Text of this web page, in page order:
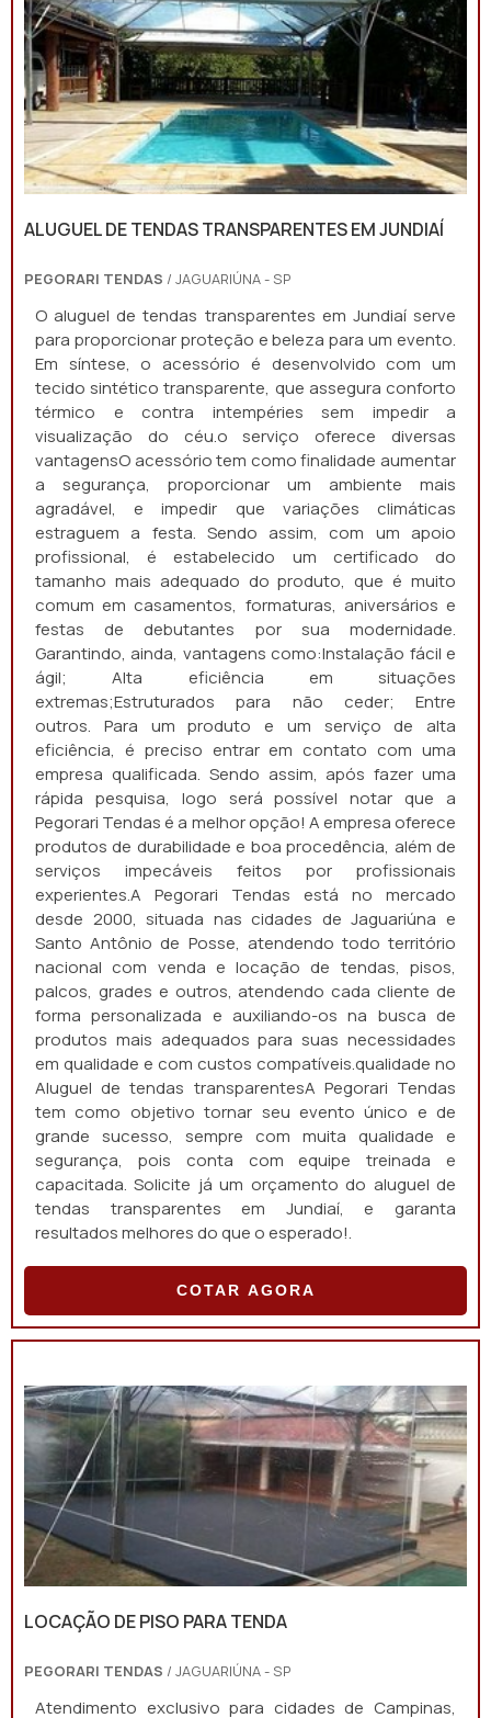
ALUGUEL DE TENDAS TRANSPARENTES EM JUNDIAÍ
PEGORARI TENDAS / JAGUARIÚNA - SP
O aluguel de tendas transparentes em Jundiaí serve
para proporcionar proteção e beleza para um evento.
Em síntese, o acessório é desenvolvido com um
tecido sintético transparente, que assegura conforto
térmico e contra intempéries sem impedir a
visualização do céu.o serviço oferece diversas
vantagensO acessório tem como finalidade aumentar
a segurança, proporcionar um ambiente mais
agradável, e impedir que variações climáticas
estraguem a festa. Sendo assim, com um apoio
profissional, é estabelecido um certificado do
tamanho mais adequado do produto, que é muito
comum em casamentos, formaturas, aniversários e
festas de debutantes por sua modernidade.
Garantindo, ainda, vantagens como:Instalação fácil e
ágil; Alta eficiência em situações
extremas;Estruturados para não ceder; Entre
outros. Para um produto e um serviço de alta
eficiência, é preciso entrar em contato com uma
empresa qualificada. Sendo assim, após fazer uma
rápida pesquisa, logo será possível notar que a
Pegorari Tendas é a melhor opção! A empresa oferece
produtos de durabilidade e boa procedência, além de
serviços impecáveis feitos por profissionais
experientes.A Pegorari Tendas está no mercado
desde 2000, situada nas cidades de Jaguariúna e
Santo Antônio de Posse, atendendo todo território
nacional com venda e locação de tendas, pisos,
palcos, grades e outros, atendendo cada cliente de
forma personalizada e auxiliando-os na busca de
produtos mais adequados para suas necessidades
em qualidade e com custos compatíveis.qualidade no
Aluguel de tendas transparentesA Pegorari Tendas
tem como objetivo tornar seu evento único e de
grande sucesso, sempre com muita qualidade e
segurança, pois conta com equipe treinada e
capacitada. Solicite já um orçamento do aluguel de
tendas transparentes em Jundiaí, e garanta
resultados melhores do que o esperado!.
COTAR AGORA
LOCAÇÃO DE PISO PARA TENDA
PEGORARI TENDAS / JAGUARIÚNA - SP
Atendimento exclusivo para cidades de Campinas,